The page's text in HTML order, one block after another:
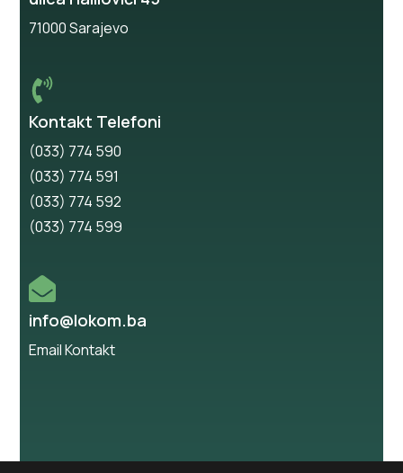
71000 Sarajevo
Kontakt Telefoni
(033) 774 590
(033) 774 591
(033) 774 592
(033) 774 599
info@lokom.ba
Email Kontakt